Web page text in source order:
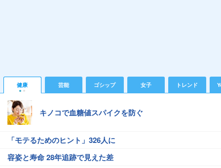
健康 芸能 ゴシップ 女子 トレンド
キノコで血糖値スパイクを防ぐ
「モテるためのヒント」326人に
容姿と寿命 28年追跡で見えた差